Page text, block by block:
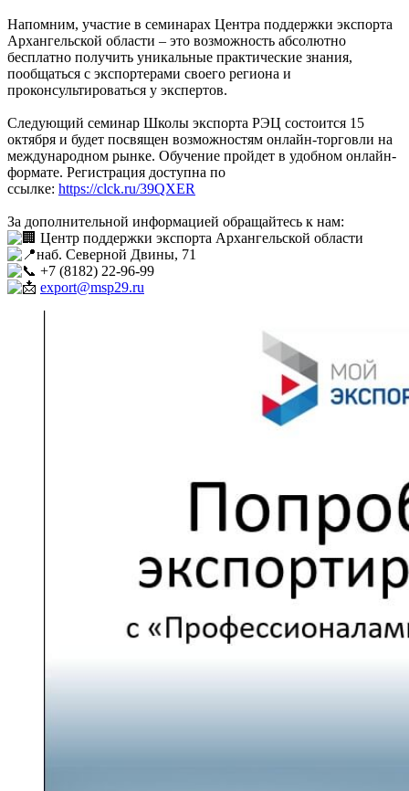
Напомним, участие в семинарах Центра поддержки экспорта
Архангельской области – это возможность абсолютно
бесплатно получить уникальные практические знания,
пообщаться с экспортерами своего региона и
проконсультироваться у экспертов.
Следующий семинар Школы экспорта РЭЦ состоится 15
октября и будет посвящен возможностям онлайн-торговли на
международном рынке. Обучение пройдет в удобном онлайн-
формате. Регистрация доступна по
ссылке: https://clck.ru/39QXER
За дополнительной информацией обращайтесь к нам:
Центр поддержки экспорта Архангельской области
наб. Северной Двины, 71
+7 (8182) 22-96-99
export@msp29.ru